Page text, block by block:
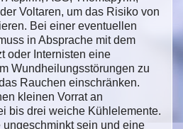
Voltaren, um das Risiko von
Bei einer eventuellen
in Absprache mit dem
oder Internisten eine
Wundheilungsstörungen zu
Rauchen einschränken.
kleinen Vorrat an
bis drei weiche Kühlelemente.
sein und eine